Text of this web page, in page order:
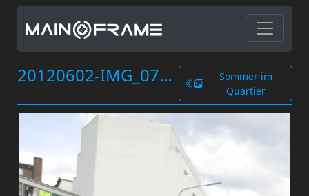
20120602-IMG_0794.jpg
Sommer im
Quartier